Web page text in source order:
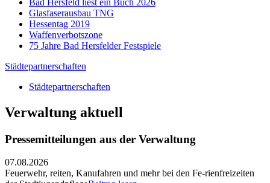
Glasfaserausbau TNG
Hessentag 2019
Waffenverbotszone
75 Jahre Bad Hersfelder Festspiele
Städtepartnerschaften
Städtepartnerschaften
Verwaltung aktuell
Pressemitteilungen aus der Verwaltung
07.08.2026
Feuerwehr, reiten, Kanufahren und mehr bei den Fe-rienfreizeiten